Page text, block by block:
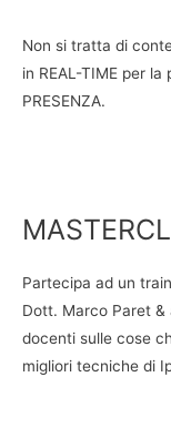
Non si tratta di
in REAL-TIME per la
PRESENZA.
Partecipa ad un
Dott. Marco Paret
docenti sulle cose
migliori tecniche di